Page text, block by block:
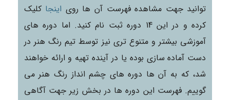
توانید جهت مشاهده فهرست آن ها روی اینجا کلیک
کرده و در این 14 دوره ثبت نام کنید. اما دوره های
آموزشی بیشتر و متنوع تری نیز توسط تیم رنگ هنر در
دست آماده سازی بوده یا در آینده تهیه و ارائه خواهند
شد، که به آن ها دوره های چشم انداز رنگ هنر می
گوییم. فهرست این دوره ها در بخش زیر جهت آگاهی